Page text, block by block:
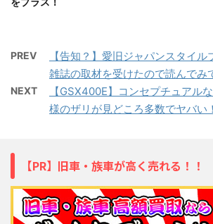
PREV
【告知？】愛旧ジャパンスタイ
雑誌の取材を受けたので読んでみ
NEXT
【GSX400E】コンセプチュアル
様のザリが見どころ多数でヤバい！
【PR】旧車・族車が高く売れる！！